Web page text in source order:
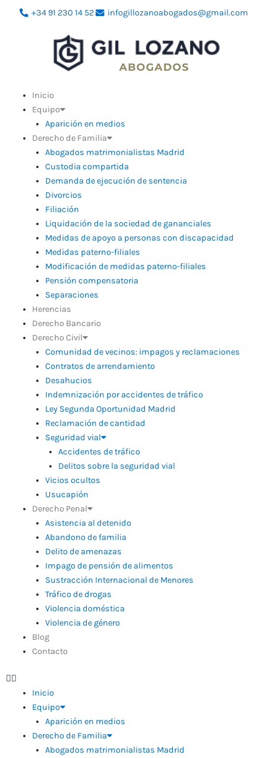
+34 91 230 14 52 infogillozanoabogados@gmail.com
Inicio
Equipo
Aparición en medios
Derecho de Familia
Abogados matrimonialistas Madrid
Custodia compartida
Demanda de ejecución de sentencia
Divorcios
Filiación
Liquidación de la sociedad de gananciales
Medidas de apoyo a personas con discapacidad
Medidas paterno-filiales
Modificación de medidas paterno-filiales
Pensión compensatoria
Separaciones
Herencias
Derecho Bancario
Derecho Civil
Comunidad de vecinos: impagos y reclamaciones
Contratos de arrendamiento
Desahucios
Indemnización por accidentes de tráfico
Ley Segunda Oportunidad Madrid
Reclamación de cantidad
Seguridad vial
Accidentes de tráfico
Delitos sobre la seguridad vial
Vicios ocultos
Usucapión
Derecho Penal
Asistencia al detenido
Abandono de familia
Delito de amenazas
Impago de pensión de alimentos
Sustracción Internacional de Menores
Tráfico de drogas
Violencia doméstica
Violencia de género
Blog
Contacto
Inicio
Equipo
Aparición en medios
Derecho de Familia
Abogados matrimonialistas Madrid